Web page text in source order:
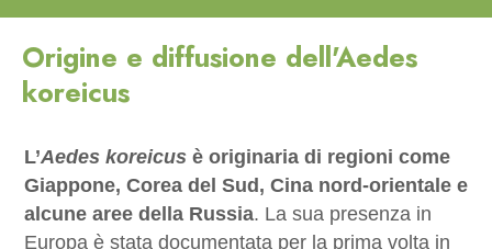
Origine e diffusione dell'Aedes
koreicus
L’Aedes koreicus è originaria di regioni come
Giappone, Corea del Sud, Cina nord-orientale e
alcune aree della Russia. La sua presenza in
Europa è stata documentata per la prima volta in